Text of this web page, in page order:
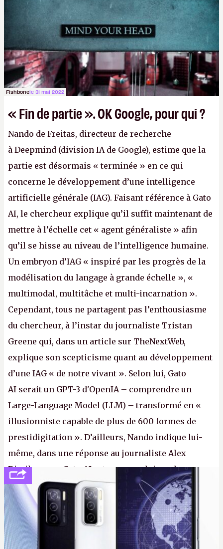
(avec l’option Péritel). (
http://cpc.cx/AH432N4
Crédit photo : QuTech / Nature)
Fishbonele 31 mai 2022
« Fin de partie ». OK Google, pour qui ?
Nando de Freitas, directeur de recherche
à Deepmind (division IA de Google), estime que la
partie est désormais « terminée » en ce qui
concerne le développement d’une intelligence
artificielle générale (IAG). Faisant référence à Gato
AI, le chercheur explique qu’il suffit maintenant de
mettre à l’échelle cet « agent généraliste » afin
qu’il se hisse au niveau de l’intelligence humaine.
Un embryon d’IAG « inspiré par les progrès de la
modélisation du langage à grande échelle », «
multimodal, multitâche et multi-incarnation ».
Cependant, tous ne partagent pas l’enthousiasme
du chercheur, à l’instar du journaliste Tristan
Greene qui, dans un article sur TheNextWeb,
explique son scepticisme quant au développement
d’une IAG « de notre vivant ». Selon lui, Gato
AI serait un GPT-3 d'OpenIA – comprendre un
Large-Language Model (LLM) – transformé en «
illusionniste capable de plus de 600 formes de
prestidigitation ». D’ailleurs, Nando indique lui-
même, dans une réponse au journaliste Alex
Dimikas, que Gato AI est « encore loin » de
prétendre réussir le célèbre test de Turing. (Crédit
photo : Pexels - Arthur Brognoli)